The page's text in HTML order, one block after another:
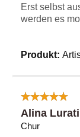
Erst selbst
werden es
Produkt:
Alina Lurati
Chur